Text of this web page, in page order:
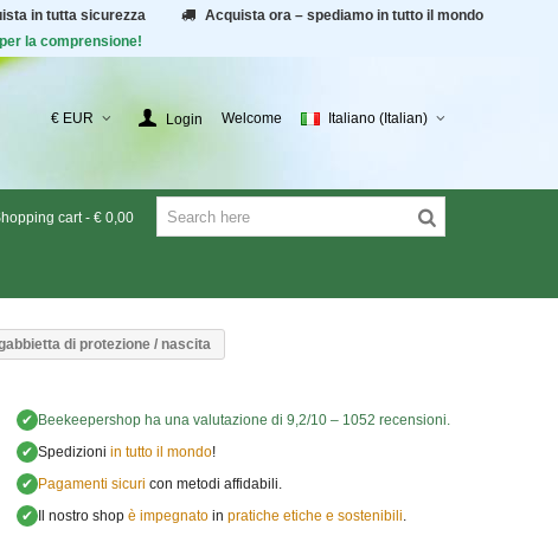
in tutta sicurezza
Acquista ora – spediamo in tutto il mondo
la comprensione!
€ EUR Login Welcome Italiano (Italian)
cart - € 0,00
di protezione / nascita
✔ Beekeepershopha una valutazione di 9,2/10 –1052 recensioni.
✔ Spedizioni in tutto il mondo!
✔ Pagamenti sicuri con metodi affidabili.
✔ Il nostro shop è impegnatoin pratiche etiche e sostenibili.